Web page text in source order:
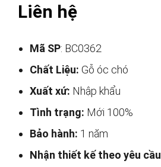
Liên hệ
Mã SP: BC0362
Chất Liệu: Gỗ óc chó
Xuất xứ: Nhập khẩu
Tình trạng: Mới 100%
Bảo hành: 1 năm
Nhận thiết kế theo yêu cầu